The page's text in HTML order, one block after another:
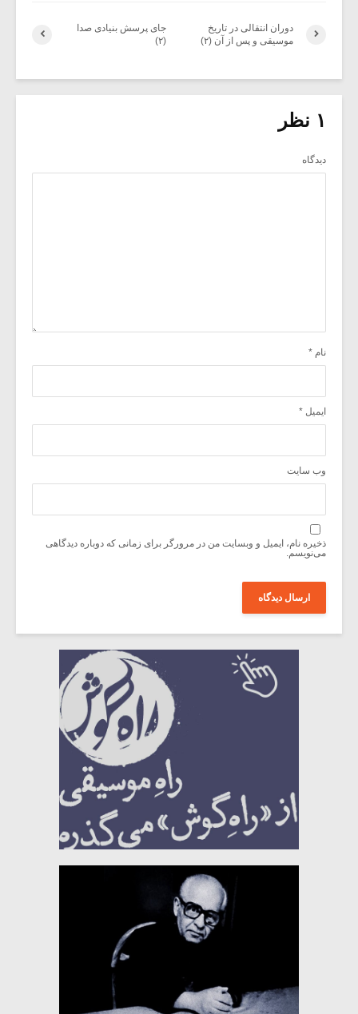
جای پرسش بنیادی صدا
(۲)
دوران انتقالی در تاریخ
موسیقی و پس از آن (۲)
۱ نظر
دیدگاه
نام *
ایمیل *
وب‌ سایت
ذخیره نام، ایمیل و وبسایت من در مرورگر برای زمانی که دوباره دیدگاهی
می‌نویسم.